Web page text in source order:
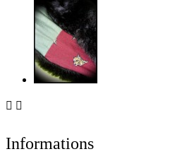
 
Informations